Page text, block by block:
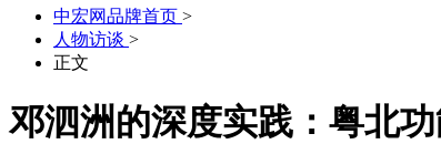
中宏网品牌首页 >
人物访谈 >
正文
邓泗洲的深度实践：粤北